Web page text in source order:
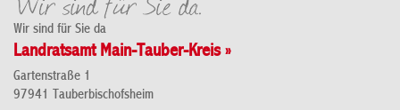
Wir sind für Sie da
Landratsamt Main-Tauber-Kreis »
Gartenstraße 1
97941 Tauberbischofsheim